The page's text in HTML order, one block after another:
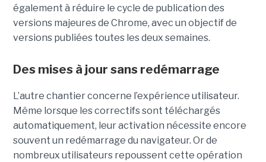
également à réduire le cycle de publication des
versions majeures de Chrome, avec un objectif de
versions publiées toutes les deux semaines.
Des mises à jour sans redémarrage
L’autre chantier concerne l’expérience utilisateur.
Même lorsque les correctifs sont téléchargés
automatiquement, leur activation nécessite encore
souvent un redémarrage du navigateur. Or de
nombreux utilisateurs repoussent cette opération